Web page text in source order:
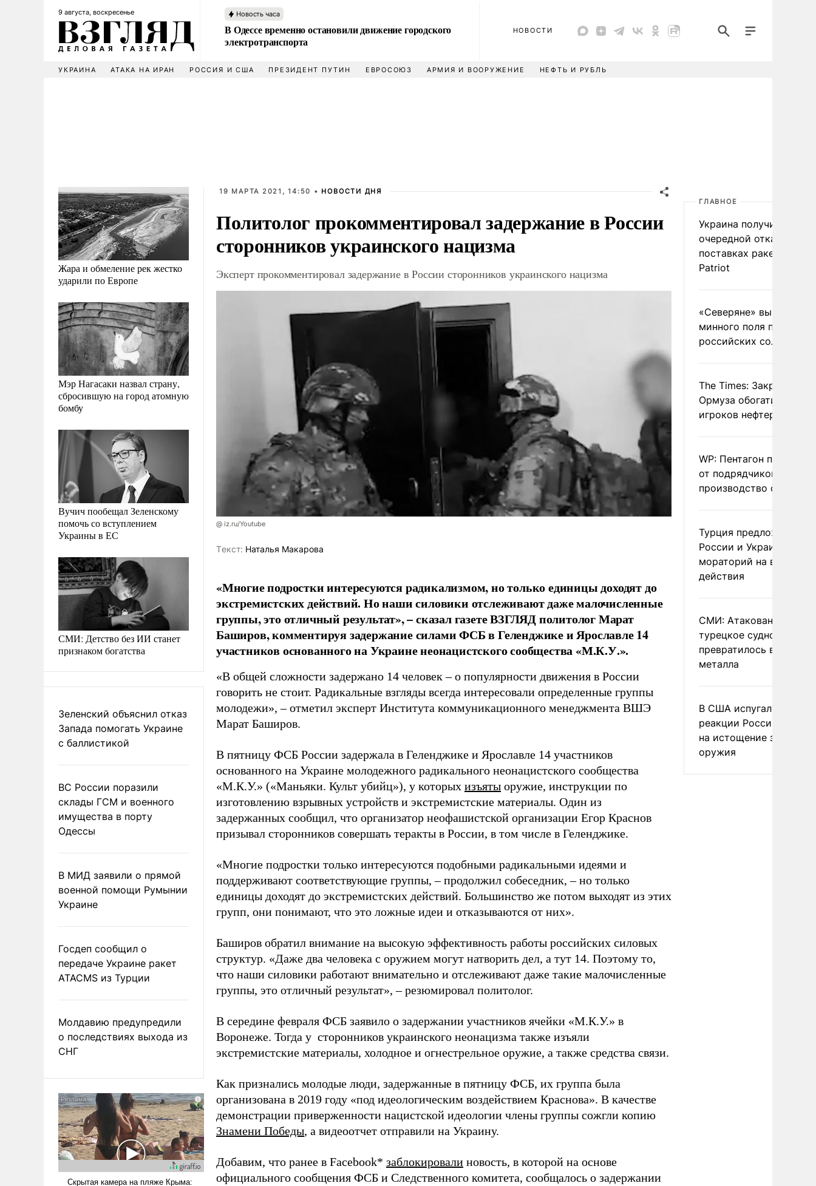
9 августа, воскресенье Новость часа
В Одессе временно остановили движение городского
электротранспорта
НОВОСТИ
УКРАИНА АТАКА НА ИРАН РОССИЯ И США ПРЕЗИДЕНТ ПУТИН ЕВРОСОЮЗ АРМИЯ И ВООРУЖЕНИЕ НЕФТЬ И РУБЛЬ
Жара и обмеление рек жестко
ударили по Европе
Мэр Нагасаки назвал страну,
сбросившую на город атомную
бомбу
Вучич пообещал Зеленскому
помочь со вступлением
Украины в ЕС
СМИ: Детство без ИИ станет
признаком богатства
Зеленский объяснил отказ
Запада помогать Украине
с баллистикой
ВС России поразили
склады ГСМ и военного
имущества в порту
Одессы
В МИД заявили о прямой
военной помощи Румынии
Украине
Госдеп сообщил о
передаче Украине ракет
ATACMS из Турции
Молдавию предупредили
о последствиях выхода из
СНГ
19 МАРТА 2021, 14:50 • НОВОСТИ ДНЯ
Политолог прокомментировал задержание в России
сторонников украинского нацизма
Эксперт прокомментировал задержание в России сторонников украинского нацизма
@ iz.ru/Youtube
Tекст: Наталья Макарова
«Многие подростки интересуются радикализмом, но только единицы доходят до
экстремистских действий. Но наши силовики отслеживают даже малочисленные
группы, это отличный результат», – сказал газете ВЗГЛЯД политолог Марат
Баширов, комментируя задержание силами ФСБ в Геленджике и Ярославле 14
участников основанного на Украине неонацистского сообщества «М.К.У.».
«В общей сложности задержано 14 человек – о популярности движения в России
говорить не стоит. Радикальные взгляды всегда интересовали определенные группы
молодежи», – отметил эксперт Института коммуникационного менеджмента ВШЭ
Марат Баширов.
В пятницу ФСБ России задержала в Геленджике и Ярославле 14 участников
основанного на Украине молодежного радикального неонацистского сообщества
«М.К.У.» («Маньяки. Культ убийц»), у которых изъяты оружие, инструкции по
изготовлению взрывных устройств и экстремистские материалы. Один из
задержанных сообщил, что организатор неофашистской организации Егор Краснов
призывал сторонников совершать теракты в России, в том числе в Геленджике.
«Многие подростки только интересуются подобными радикальными идеями и
поддерживают соответствующие группы, – продолжил собеседник, – но только
единицы доходят до экстремистских действий. Большинство же потом выходят из этих
групп, они понимают, что это ложные идеи и отказываются от них».
Баширов обратил внимание на высокую эффективность работы российских силовых
структур. «Даже два человека с оружием могут натворить дел, а тут 14. Поэтому то,
что наши силовики работают внимательно и отслеживают даже такие малочисленные
группы, это отличный результат», – резюмировал политолог.
В середине февраля ФСБ заявило о задержании участников ячейки «М.К.У.» в
Воронеже. Тогда у сторонников украинского неонацизма также изъяли
экстремистские материалы, холодное и огнестрельное оружие, а также средства связи.
Как признались молодые люди, задержанные в пятницу ФСБ, их группа была
организована в 2019 году «под идеологическим воздействием Краснова». В качестве
демонстрации приверженности нацистской идеологии члены группы сожгли копию
Знамени Победы, а видеоотчет отправили на Украину.
Добавим, что ранее в Facebook* заблокировали новость, в которой на основе
официального сообщения ФСБ и Следственного комитета, сообщалось о задержании
ГЛАВНОЕ
Украина получила
очередной отказ в
поставках ракет для
Patriot
«Северяне» вывели с
минного поля пленных
российских солдат
The Times: Закрытие
Ормуза обогатило
игроков нефтерынка
WP: Пентагон
от подрядчиков
производство оружия
Турция предложила
России и Украине
мораторий на военные
действия
СМИ: Атакованное ВСУ
турецкое судно
превратилось в груду
металла
В США испугались
реакции России и
на истощение запасов
оружия